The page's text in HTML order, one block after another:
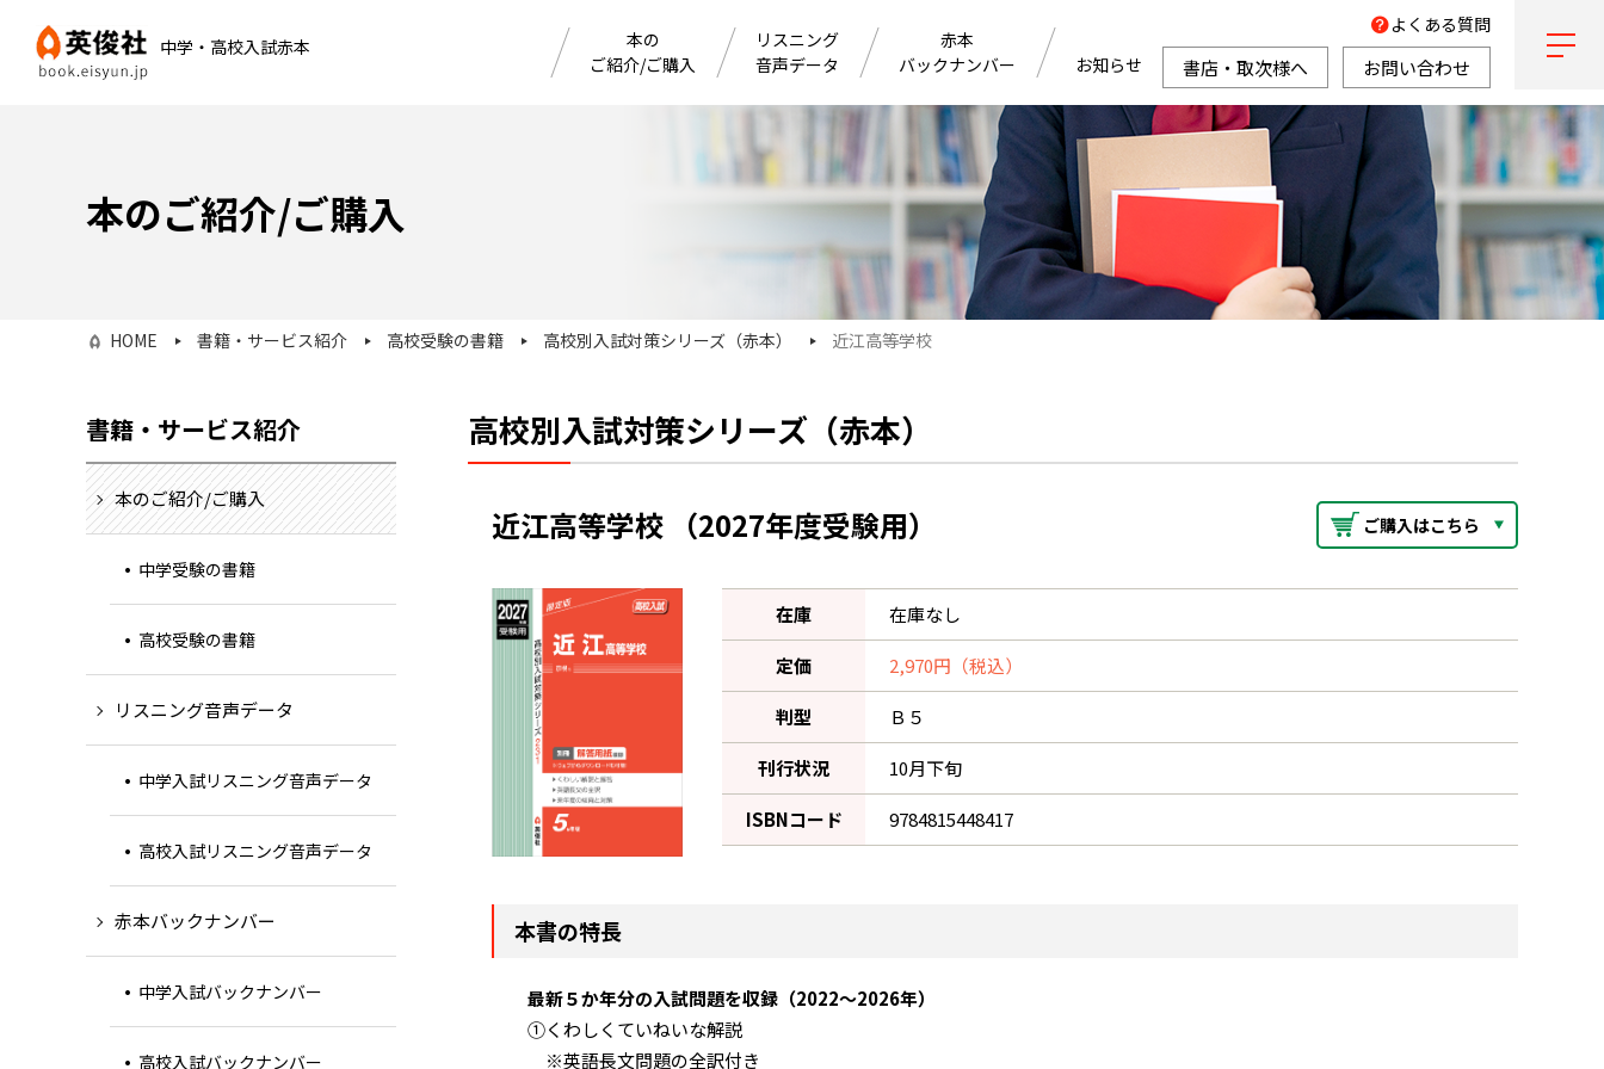
中学・高校入試赤本
本の
ご紹介/ご購入
リスニング
音声データ
赤本
バックナンバー
お知らせ
よくある質問
書店・取次様へ お問い合わせ
本のご紹介/ご購入
HOME 書籍・サービス紹介 高校受験の書籍 高校別入試対策シリーズ（赤本） 近江高等学校
高校別入試対策シリーズ（赤本）
近江高等学校 （2027年度受験用） ご購入はこちら
在庫 在庫なし
定価 2,970円（税込）
判型 Ｂ５
刊行状況 10月下旬
ISBNコード 9784815448417
本書の特長
最新５か年分の入試問題を収録（2022～2026年）
①くわしくていねいな解説
※英語長文問題の全訳付き
書籍・サービス紹介
本のご紹介/ご購入
中学受験の書籍
高校受験の書籍
リスニング音声データ
中学入試リスニング音声データ
高校入試リスニング音声データ
赤本バックナンバー
中学入試バックナンバー
高校入試バックナンバー